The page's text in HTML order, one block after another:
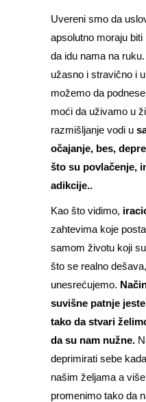
Uvereni smo da
apsolutno moraju
da idu nama na
užasno i stravično i
možemo da
moći da uživamo u
razmišljanje vodi u
očajanje, bes,
što su povlačenje,
adikcije..
Kao što vidimo,
zahtevima koje
samom životu koji
što se realno
unesrećujemo.
suvišne patnje
tako da stvari
da su nam nužne.
deprimirati sebe
našim željama a
promenimo tako da